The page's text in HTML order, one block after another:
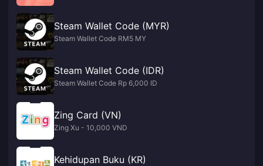
Steam Wallet Code (MYR)
Steam Wallet Code RM5 MY
Steam Wallet Code (IDR)
Steam Wallet Code Rp 6,000 ID
Zing Card (VN)
Zing Xu - 10,000 VND
Kehidupan Buku (KR)